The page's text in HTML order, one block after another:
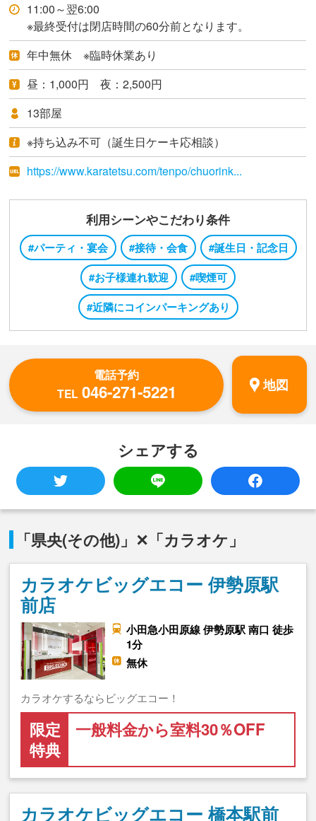
11:00～翌6:00
※最終受付は閉店時間の60分前となります。
年中無休 ※臨時休業あり
昼：1,000円 夜：2,500円
13部屋
※持ち込み不可（誕生日ケーキ応相談）
https://www.karatetsu.com/tenpo/chuorink...
利用シーンやこだわり条件
#パーティ・宴会 #接待・会食
#誕生日・記念日
#お子様連れ歓迎
#喫煙可
#近隣にコインパーキングあり
電話予約
TEL 046-271-5221 地図
シェアする
「県央(その他)」✕「カラオケ」
カラオケビッグエコー 伊勢原駅
前店
小田急小田原線 伊勢原駅 南口 徒歩
1分
無休
カラオケするならビッグエコー！
限定
特典
一般料金から室料30％OFF
カラオケビッグエコー 橋本駅前